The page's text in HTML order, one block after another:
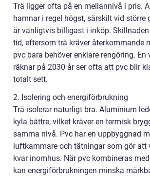
Trä ligger ofta på en mellannivå i pris.
hamnar i regel högst, särskilt vid större
är vanligtvis billigast i inköp.
tid, eftersom trä kräver återkommande
pvc bara behöver enklare rengöring. En
räknar på 2030 år ser ofta att pvc blir
totalt sett.
2. Isolering och energiförbrukning
Trä isolerar naturligt bra. Aluminium
kyla bättre, vilket kräver en termisk
samma nivå. Pvc har en uppbyggnad
luftkammare och tätningar som gör att
kvar inomhus. När pvc kombineras
kan energiförbrukningen minska